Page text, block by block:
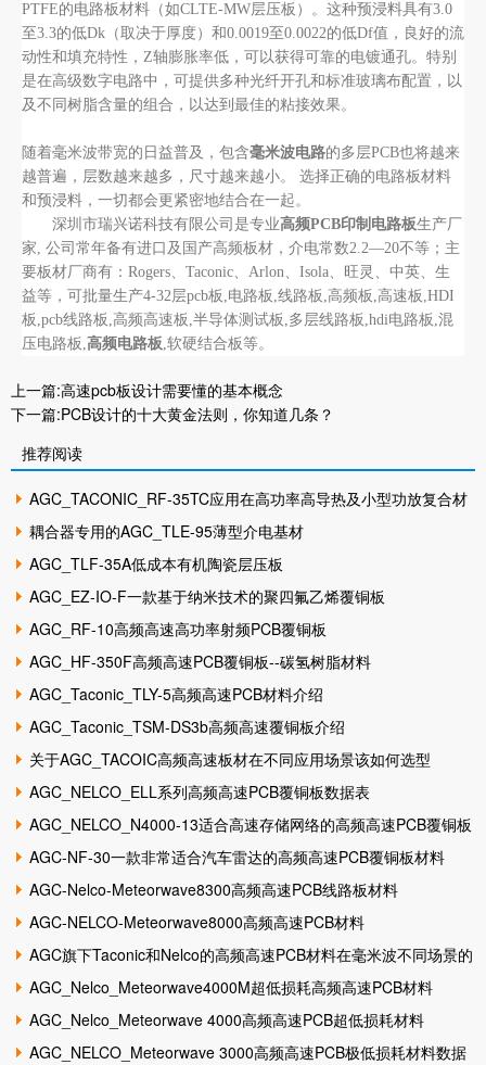
PTFE的电路板材料（如CLTE-MW层压板）。这种预浸料具有3.0
至3.3的低Dk（取决于厚度）和0.0019至0.0022的低Df值，良好的流
动性和填充特性，Z轴膨胀率低，可以获得可靠的电镀通孔。特别
是在高级数字电路中，可提供多种光纤开孔和标准玻璃布配置，以
及不同树脂含量的组合，以达到最佳的粘接效果。
随着毫米波带宽的日益普及，包含毫米波电路的多层PCB也将越来
越普遍，层数越来越多，尺寸越来越小。 选择正确的电路板材料
和预浸料，一切都会更紧密地结合在一起。
深圳市瑞兴诺科技有限公司是专业高频PCB印制电路板生产厂
家, 公司常年备有进口及国产高频板材，介电常数2.2—20不等；主
要板材厂商有：Rogers、Taconic、Arlon、Isola、旺灵、中英、生
益等，可批量生产4-32层pcb板,电路板,线路板,高频板,高速板,HDI
板,pcb线路板,高频高速板,半导体测试板,多层线路板,hdi电路板,混
压电路板,高频电路板,软硬结合板等。
上一篇:高速pcb板设计需要懂的基本概念
下一篇:PCB设计的十大黄金法则，你知道几条？
推荐阅读
AGC_TACONIC_RF-35TC应用在高功率高导热及小型功放复合材
料 耦合器专用的AGC_TLE-95薄型介电基材
AGC_TLF-35A低成本有机陶瓷层压板
AGC_EZ-IO-F一款基于纳米技术的聚四氟乙烯覆铜板
AGC_RF-10高频高速高功率射频PCB覆铜板
AGC_HF-350F高频高速PCB覆铜板--碳氢树脂材料
AGC_Taconic_TLY-5高频高速PCB材料介绍
AGC_Taconic_TSM-DS3b高频高速覆铜板介绍
关于AGC_TACOIC高频高速板材在不同应用场景该如何选型
AGC_NELCO_ELL系列高频高速PCB覆铜板数据表
AGC_NELCO_N4000-13适合高速存储网络的高频高速PCB覆铜板
AGC-NF-30一款非常适合汽车雷达的高频高速PCB覆铜板材料
AGC-Nelco-Meteorwave8300高频高速PCB线路板材料
AGC-NELCO-Meteorwave8000高频高速PCB材料
AGC旗下Taconic和Nelco的高频高速PCB材料在毫米波不同场景的
应用解决方案...
AGC_Nelco_Meteorwave4000M超低损耗高频高速PCB材料
AGC_Nelco_Meteorwave 4000高频高速PCB超低损耗材料
AGC_NELCO_Meteorwave 3000高频高速PCB极低损耗材料数据